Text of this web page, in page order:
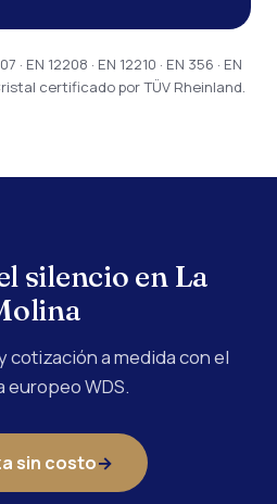
EN 12208 · EN 12210 · EN 356 · EN
certificado por TÜV Rheinland.
silencio en La
cotización a medida con el
europeo WDS.
sin costo→